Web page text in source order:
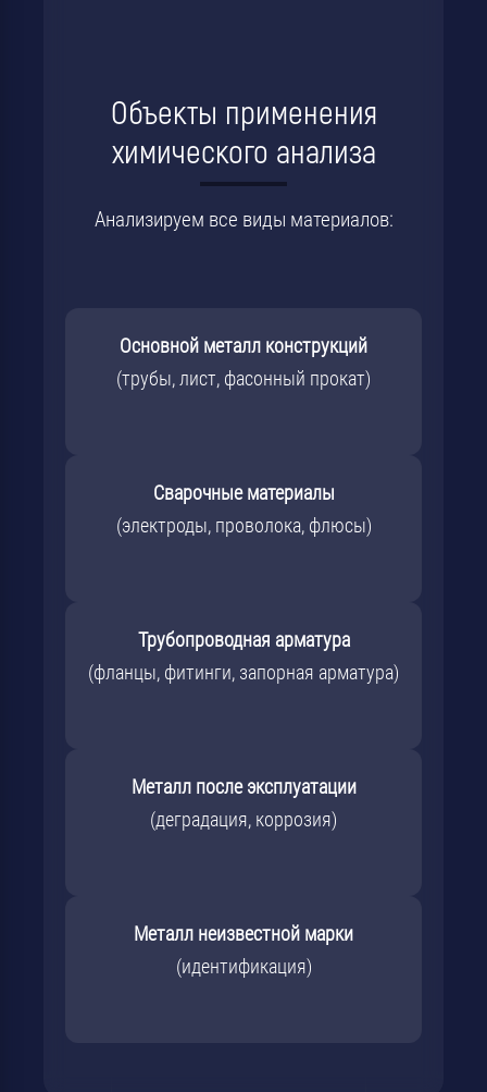
Объекты применения
химического анализа
Анализируем все виды материалов:
Основной металл конструкций
(трубы, лист, фасонный прокат)
Сварочные материалы
(электроды, проволока, флюсы)
Трубопроводная арматура
(фланцы, фитинги, запорная арматура)
Металл после эксплуатации
(деградация, коррозия)
Металл неизвестной марки
(идентификация)